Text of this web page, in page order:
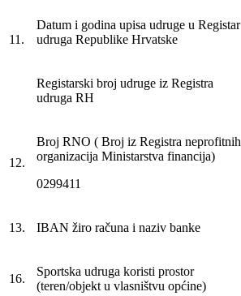
11.
Datum i godina upisa udruge u Registar
udruga Republike Hrvatske
Registarski broj udruge iz Registra
udruga RH
12.
Broj RNO ( Broj iz Registra neprofitnih
organizacija Ministarstva financija)
0299411
13. IBAN žiro računa i naziv banke
16.
Sportska udruga koristi prostor
(teren/objekt u vlasništvu općine)